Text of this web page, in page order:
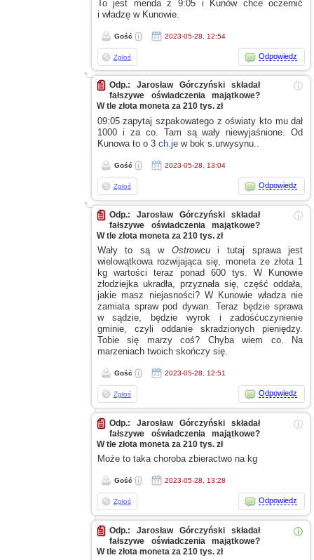
To jest mendaz 9:05 i Kunówchce oczernić
i władzę w Kunowie.
Gość 2023-05-28, 12:54
Zgłoś Odpowiedz
ⓘ
Odp.: Jarosław Górczyński składał
fałszywe oświadczenia majątkowe?
W tle złota moneta za 210 tys. zł
09:05 zapytaj szpakowatego z oświaty kto mu dał
1000 i zaco. Tam są wały niewyjaśnione. Od
Kunowa to o 3 ch.je w bok s.urwysynu..
Gość 2023-05-28, 13:04
Zgłoś Odpowiedz
ⓘ
Odp.: Jarosław Górczyński składał
fałszywe oświadczenia majątkowe?
W tle złota moneta za 210 tys. zł
Wały to są w Ostrowcu i tutaj sprawa jest
wielowątkowa rozwijająca się, moneta ze złota 1
kg wartości teraz ponad 600 tys.W Kunowie
złodziejka ukradła, przyznała się, część oddała,
jakie masz niejasności?W Kunowie władza nie
zamiata spraw pod dywan. Teraz będzie sprawa
w sądzie,
będzie wyrok i zadośćuczynienie
gminie, czyli oddanie skradzionych pieniędzy.
Tobie się marzy coś? Chyba wiem co. Na
marzeniach twoich skończy się.
Gość 2023-05-28, 12:51
Zgłoś Odpowiedz
ⓘ
Odp.: Jarosław Górczyński składał
fałszywe oświadczenia majątkowe?
W tle złota moneta za 210 tys. zł
Może to taka choroba zbieractwo na kg
Gość 2023-05-28, 13:28
Zgłoś Odpowiedz
ⓘ
Odp.: Jarosław Górczyński składał
fałszywe oświadczenia majątkowe?
W tle złota moneta za 210 tys. zł